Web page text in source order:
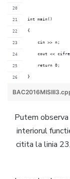
int main()
{
    cin >> n;
cout <<
    return 0;
}
Putem
interiorul
citita la linia